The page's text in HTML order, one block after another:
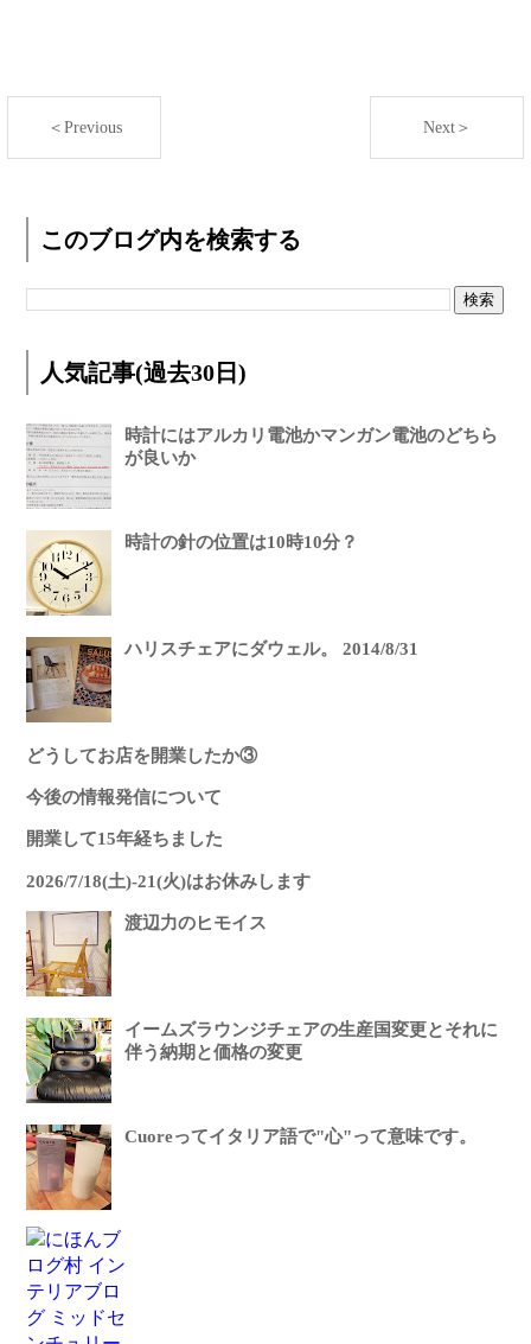
＜Previous Next＞
このブログ内を検索する
人気記事(過去30日)
時計にはアルカリ電池かマンガン電池のどちら
が良いか
時計の針の位置は10時10分？
ハリスチェアにダウェル。 2014/8/31
どうしてお店を開業したか③
今後の情報発信について
開業して15年経ちました
2026/7/18(土)-21(火)はお休みします
渡辺力のヒモイス
イームズラウンジチェアの生産国変更とそれに
伴う納期と価格の変更
Cuoreってイタリア語で"心"って意味です。